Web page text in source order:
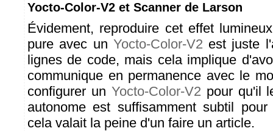
Yocto-Color-V2 et Scanner de Larson
Évidement, reproduire cet effet
pure avec un Yocto-Color-V2 est juste
lignes de code, mais cela implique
communique en permanence avec le
configurer un Yocto-Color-V2 pour qu'il
autonome est suffisamment subtil
cela valait la peine d'un faire un article.